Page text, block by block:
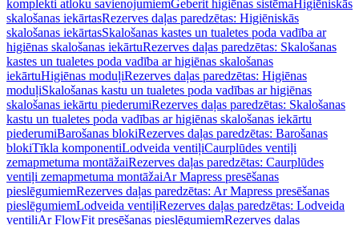
komplekti atloku savienojumiemGeberit higiēnas sistēmaHigiēniskās
skalošanas iekārtasRezerves daļas paredzētas: Higiēniskās
skalošanas iekārtasSkalošanas kastes un tualetes poda vadība ar
higiēnas skalošanas iekārtuRezerves daļas paredzētas: Skalošanas
kastes un tualetes poda vadība ar higiēnas skalošanas
iekārtuHigiēnas moduļiRezerves daļas paredzētas: Higiēnas
moduļiSkalošanas kastu un tualetes poda vadības ar higiēnas
skalošanas iekārtu piederumiRezerves daļas paredzētas: Skalošanas
kastu un tualetes poda vadības ar higiēnas skalošanas iekārtu
piederumiBarošanas blokiRezerves daļas paredzētas: Barošanas
blokiTīkla komponentiLodveida ventiļiCaurplūdes ventiļi
zemapmetuma montāžaiRezerves daļas paredzētas: Caurplūdes
ventiļi zemapmetuma montāžaiAr Mapress presēšanas
pieslēgumiemRezerves daļas paredzētas: Ar Mapress presēšanas
pieslēgumiemLodveida ventiļiRezerves daļas paredzētas: Lodveida
ventiļiAr FlowFit presēšanas pieslēgumiemRezerves daļas